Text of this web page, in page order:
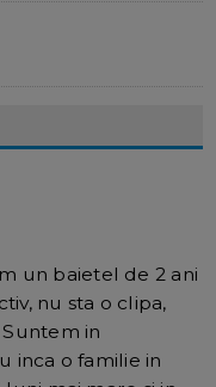
un baietel de 2 ani
nu sta o clipa,
in
inca o familie in